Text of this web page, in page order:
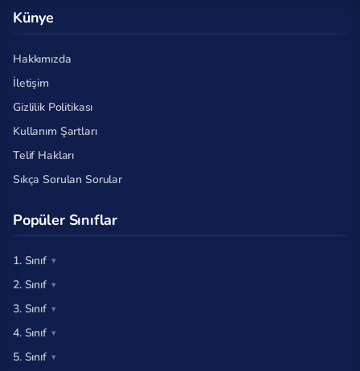
Künye
Hakkımızda
İletişim
Gizlilik Politikası
Kullanım Şartları
Telif Hakları
Sıkça Sorulan Sorular
Popüler Sınıflar
1. Sınıf
2. Sınıf
3. Sınıf
4. Sınıf
5. Sınıf